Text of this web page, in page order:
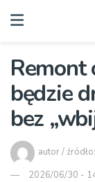
Remont
będzie
bez
autor / źródło:
2026/06/30 -